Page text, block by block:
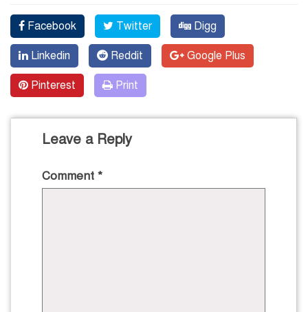
Facebook Twitter Digg
Linkedin Reddit Google Plus
Pinterest Print
Leave a Reply
Comment *